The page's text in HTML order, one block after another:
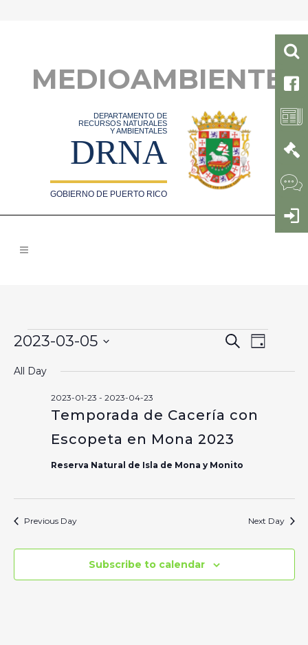
MEDIOAMBIENTE
DEPARTAMENTO DE
RECURSOS NATURALES
Y AMBIENTALES
DRNA
GOBIERNO DE PUERTO RICO
Events
for
2023-
03-
05
Views
SearchEvent
Day
2023-03-05
date.
All Day
Temporada de Cacería con
Escopeta en Mona 2023
2023-01-23 - 2023-04-23
Reserva Natural de Isla de Mona y Monito
Previous Day Next Day
Subscribe to calendar